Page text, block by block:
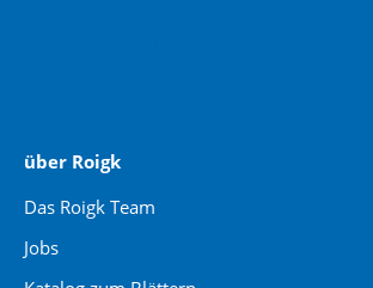
über Roigk
Das Roigk Team
Jobs